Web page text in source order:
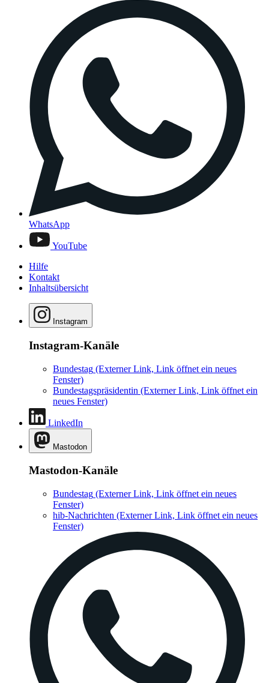
WhatsApp
YouTube
Hilfe
Kontakt
Inhaltsübersicht
Instagram
Instagram-Kanäle
Bundestag (Externer Link, Link öffnet ein neues
Fenster)
Bundestagspräsidentin (Externer Link, Link öffnet ein
neues Fenster)
LinkedIn
Mastodon
Mastodon-Kanäle
Bundestag (Externer Link, Link öffnet ein neues
Fenster)
hib-Nachrichten (Externer Link, Link öffnet ein neues
Fenster)